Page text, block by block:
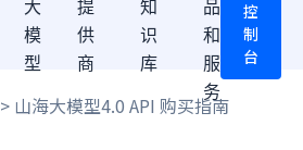
大
模
型
提
供
商
知
识
库
品
和
服
务
控
制
台
> 山海大模型4.0 API 购买指南